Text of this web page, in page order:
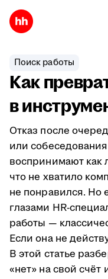
Поиск работы
Как
в
Отказ после
или
воспринимают как
что не хватило
не понравился. Но
глазами HR-
работы —
Если она не
В этой статье
«нет» на свой счёт